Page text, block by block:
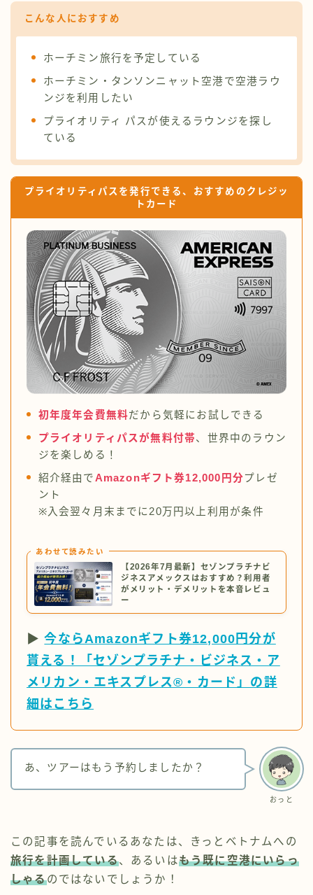
こんな人におすすめ
ホーチミン旅行を予定している
ホーチミン・タンソンニャット空港で空港ラウ
ンジを利用したい
プライオリティ パスが使えるラウンジを探し
ている
プライオリティパスを発行できる、おすすめのクレジッ
トカード
初年度年会費無料だから気軽にお試しできる
プライオリティパスが無料付帯、世界中のラウン
ジを楽しめる！
紹介経由で Amazonギフト券12,000円分プレゼ
ント
※入会翌々月末までに20万円以上利用が条件
あわせて読みたい
【2026年7月最新】セゾンプラチナビ
ジネスアメックスはおすすめ？利用者
がメリット・デメリットを本音レビュ
ー
▶今ならAmazonギフト券12,000円分が
貰える！「セゾンプラチナ・ビジネス・ア
メリカン・エキスプレス®・カード」の詳
細はこちら
おっと
あ、ツアーはもう予約しましたか？
この記事を読んでいるあなたは、きっとベトナムへの
旅行を計画している、あるいはもう既に空港にいらっ
しゃるのではないでしょうか！